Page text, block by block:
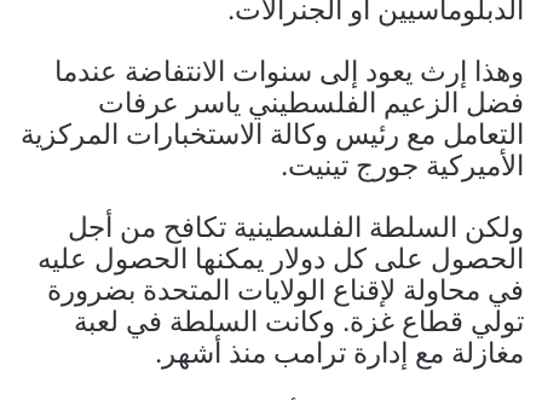
الدبلوماسيين أو الجنرالات.
وهذا إرث يعود إلى سنوات الانتفاضة عندما
فضل الزعيم الفلسطيني ياسر عرفات
التعامل مع رئيس وكالة الاستخبارات المركزية
الأميركية جورج تينيت.
ولكن السلطة الفلسطينية تكافح من أجل
الحصول على كل دولار يمكنها الحصول عليه
في محاولة لإقناع الولايات المتحدة بضرورة
تولي قطاع غزة. وكانت السلطة في لعبة
مغازلة مع إدارة ترامب منذ أشهر.